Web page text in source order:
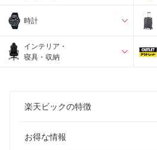
時計
インテリア・
寝具・収納
楽天ビックの特徴
お得な情報